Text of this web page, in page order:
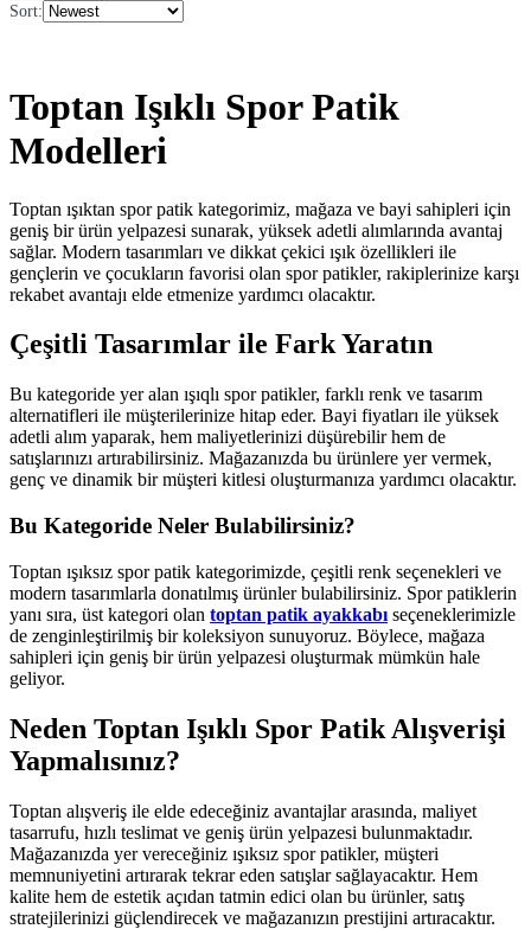
Sort:
Toptan Işıklı Spor Patik
Modelleri
Toptan ışıktan spor patik kategorimiz, mağaza ve bayi sahipleri için
geniş bir ürün yelpazesi sunarak, yüksek adetli alımlarında avantaj
sağlar. Modern tasarımları ve dikkat çekici ışık özellikleri ile
gençlerin ve çocukların favorisi olan spor patikler, rakiplerinize karşı
rekabet avantajı elde etmenize yardımcı olacaktır.
Çeşitli Tasarımlar ile Fark Yaratın
Bu kategoride yer alan ışıqlı spor patikler, farklı renk ve tasarım
alternatifleri ile müşterilerinize hitap eder. Bayi fiyatları ile yüksek
adetli alım yaparak, hem maliyetlerinizi düşürebilir hem de
satışlarınızı artırabilirsiniz. Mağazanızda bu ürünlere yer vermek,
genç ve dinamik bir müşteri kitlesi oluşturmanıza yardımcı olacaktır.
Bu Kategoride Neler Bulabilirsiniz?
Toptan ışıksız spor patik kategorimizde, çeşitli renk seçenekleri ve
modern tasarımlarla donatılmış ürünler bulabilirsiniz. Spor patiklerin
yanı sıra, üst kategori olan toptan patik ayakkabı seçeneklerimizle
de zenginleştirilmiş bir koleksiyon sunuyoruz. Böylece, mağaza
sahipleri için geniş bir ürün yelpazesi oluşturmak mümkün hale
geliyor.
Neden Toptan Işıklı Spor Patik Alışverişi
Yapmalısınız?
Toptan alışveriş ile elde edeceğiniz avantajlar arasında, maliyet
tasarrufu, hızlı teslimat ve geniş ürün yelpazesi bulunmaktadır.
Mağazanızda yer vereceğiniz ışıksız spor patikler, müşteri
memnuniyetini artırarak tekrar eden satışlar sağlayacaktır. Hem
kalite hem de estetik açıdan tatmin edici olan bu ürünler, satış
stratejilerinizi güçlendirecek ve mağazanızın prestijini artıracaktır.